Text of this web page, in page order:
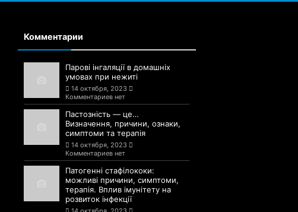
Комментарии
Парові інгаляції в домашніх
умовах при нежиті
14 октября, 2023
Комментариев нет
Пастозність — це…
Визначення, причини, ознаки,
симптоми та терапія
14 октября, 2023
Комментариев нет
Патогенні стафілококи:
можливі причини, симптоми,
терапія. Вплив імунітету на
розвиток інфекції